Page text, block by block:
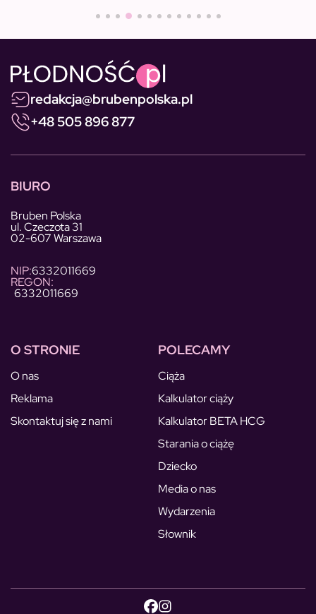
redakcja@brubenpolska.pl
+48 505 896 877
BIURO
Bruben Polska
ul. Czeczota 31
02-607 Warszawa
NIP:6332011669
REGON:
6332011669
O STRONIE
O nas
Reklama
Skontaktuj się z nami
POLECAMY
Ciąża
Kalkulator ciąży
Kalkulator BETA HCG
Starania o ciążę
Dziecko
Media o nas
Wydarzenia
Słownik